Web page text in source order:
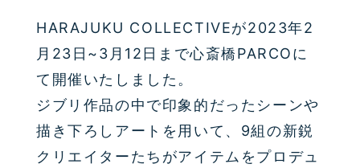
HARAJUKU COLLECTIVEが2023年2
月23日~3月12日まで心斎橋PARCOに
て開催いたしました。
ジブリ作品の中で印象的だったシーンや
描き下ろしアートを用いて、9組の新鋭
クリエイターたちがアイテムをプロデュ